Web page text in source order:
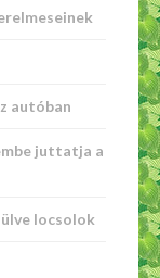
autóban
juttatja a
locsolok